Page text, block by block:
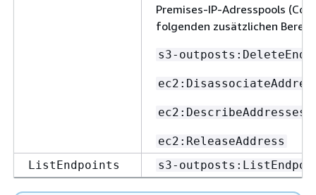
Premises-IP-Adresspools
folgenden zusätzlichen
s3-
ec2:DescribeAddresses
ec2:ReleaseAddress
ListEndpoints
s3-